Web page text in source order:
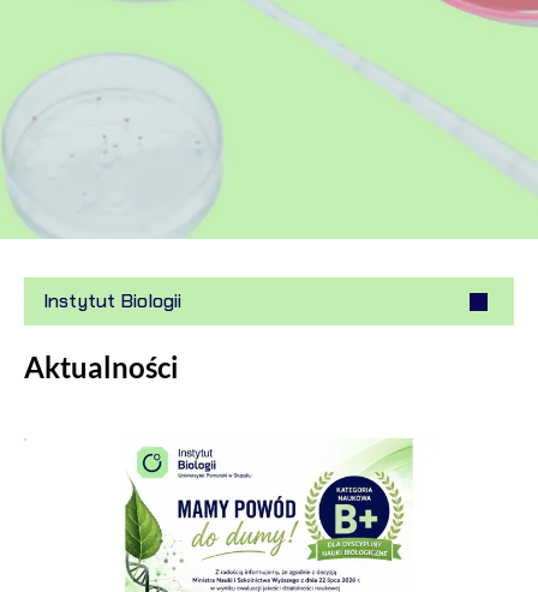
Instytut Biologii
Aktualności
Instytut Biologii z kategorią naukową B+ w dyscyplinie Nauki